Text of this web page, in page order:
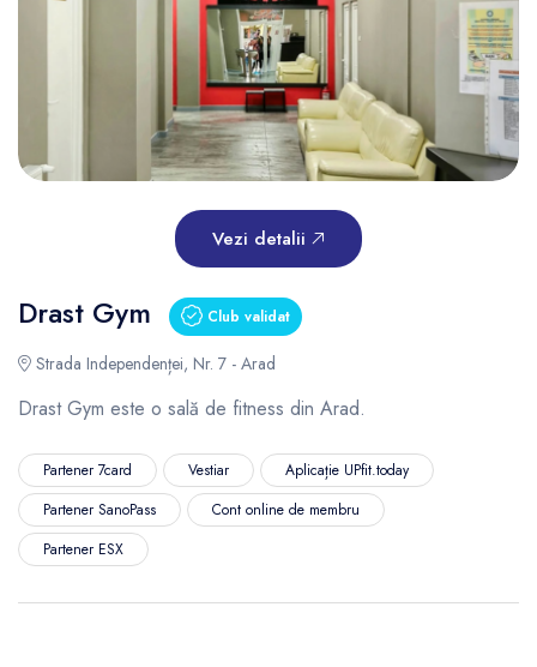
Vezi detalii
Drast Gym Club validat
Strada Independenței, Nr. 7 - Arad
Drast Gym este o sală de fitness din Arad.
Partener 7card Vestiar
Aplicație UPfit.today
Partener SanoPass
Cont online de membru
Partener ESX